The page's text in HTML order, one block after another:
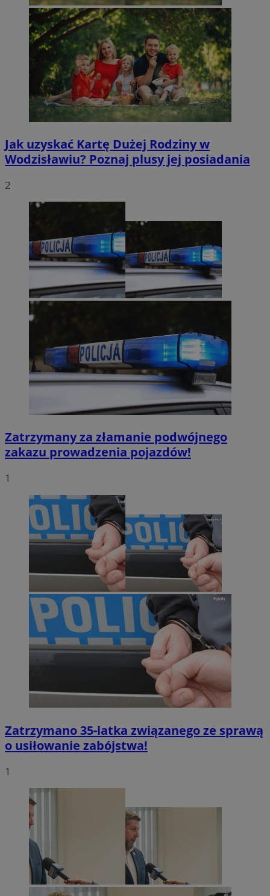
Jak uzyskać Kartę Dużej Rodziny w
Wodzisławiu? Poznaj plusy jej posiadania
2
Zatrzymany za złamanie podwójnego
zakazu prowadzenia pojazdów!
1
Zatrzymano 35-latka związanego ze sprawą
o usiłowanie zabójstwa!
1